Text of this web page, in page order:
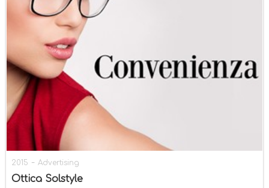
2015 - Advertising
Ottica Solstyle